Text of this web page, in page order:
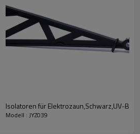
Isolatoren für Elektrozaun,Schwarz,UV-
Modell : JYZ039